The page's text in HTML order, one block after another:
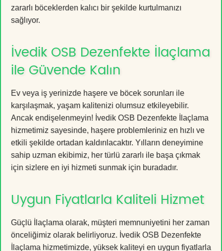
zararlı böceklerden kalıcı bir şekilde kurtulmanızı
sağlıyor.
İvedik OSB Dezenfekte İlaçlama
ile Güvende Kalın
Ev veya iş yerinizde haşere ve böcek sorunları ile
karşılaşmak, yaşam kalitenizi olumsuz etkileyebilir.
Ancak endişelenmeyin! İvedik OSB Dezenfekte İlaçlama
hizmetimiz sayesinde, haşere problemleriniz en hızlı ve
etkili şekilde ortadan kaldırılacaktır. Yılların deneyimine
sahip uzman ekibimiz, her türlü zararlı ile başa çıkmak
için sizlere en iyi hizmeti sunmak için buradadır.
Uygun Fiyatlarla Kaliteli Hizmet
Güçlü İlaçlama olarak, müşteri memnuniyetini her zaman
önceliğimiz olarak belirliyoruz. İvedik OSB Dezenfekte
İlaçlama hizmetimizde, yüksek kaliteyi en uygun fiyatlarla